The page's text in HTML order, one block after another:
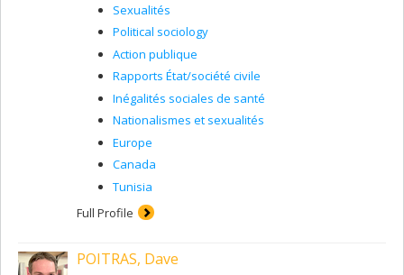
Sexualités
Political sociology
Action publique
Rapports État/société civile
Inégalités sociales de santé
Nationalismes et sexualités
Europe
Canada
Tunisia
Full Profile
POITRAS, Dave